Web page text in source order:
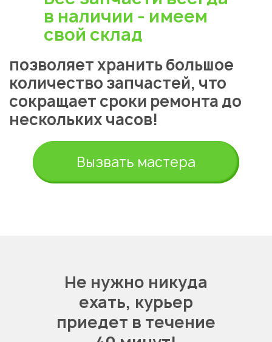
в наличии - имеем
свой склад
позволяет хранить большое
количество запчастей, что
сокращает сроки ремонта до
нескольких часов!
Вызвать мастера
Не нужно никуда
ехать, курьер
приедет в течение